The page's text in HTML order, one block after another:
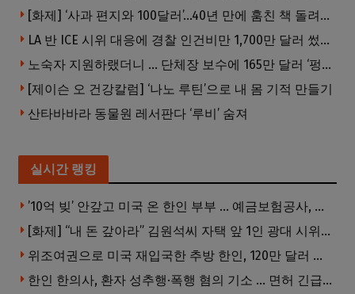
[화제] ‘사과 편지와 100달러’…40년 만에 훔친 책 돌려준 절도범
LA 반 ICE 시위 대응에 경찰 인건비만 1,700만 달러 썼다.
노숙자 지원하랬더니 … 단체장 보수에 165만 달러 ‘펑펑’
[제이슨 오 건강칼럼] ‘나노 루틴’으로 내 몸 기적 만들기
산타바바라 동물원 레서판다 ‘루비’ 숨져
실시간 랭킹
’10억 빚’ 안갚고 미국 온 한인 부부 … 예금보험공사, 미국서 소송
[화제] “내 돈 갚아라” 김원석씨 자택 앞 1인 광대 시위 … 한인 투자사, “108만 달러 못받아”
위조여권으로 미국 재입국한 추방 한인, 120만 달러 은행 사기 행각
한인 한의사, 환자 성추행·폭행 혐의 기소 … 면허 긴급정지